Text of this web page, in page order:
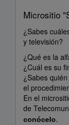
Micrositio
¿Sabes
y televisión?
¿Qué es la
¿Cuál es su
¿Sabes
el
En el
de
conócelo.